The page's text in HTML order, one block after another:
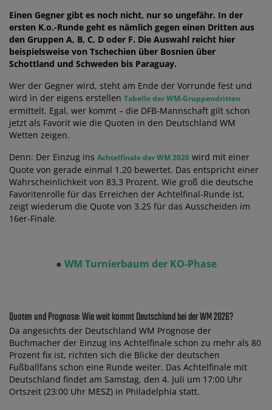
Einen Gegner gibt es noch nicht, nur so ungefähr. In der
ersten K.o.-Runde geht es nämlich gegen einen Dritten aus
den Gruppen A, B, C, D oder F. Die Auswahl reicht hier
beispielsweise von Tschechien über Bosnien über
Schottland und Schweden bis Paraguay.
Wer der Gegner wird, steht am Ende der Vorrunde fest und
wird in der eigens erstellen Tabelle der WM-Gruppendritten
ermittelt. Egal, wer kommt – die DFB-Mannschaft gilt schon
jetzt als Favorit wie die Quoten in den Deutschland WM
Wetten zeigen.
Denn: Der Einzug ins Achtelfinale der WM 2026 wird mit einer
Quote von gerade einmal 1.20 bewertet. Das entspricht einer
Wahrscheinlichkeit von 83,3 Prozent. Wie groß die deutsche
Favoritenrolle für das Erreichen der Achtelfinal-Runde ist,
zeigt wiederum die Quote von 3.25 für das Ausscheiden im
16er-Finale.
● WM Turnierbaum der KO-Phase
Quoten und Prognose: Wie weit kommt Deutschland bei der WM 2026?
Da angesichts der Deutschland WM Prognose der
Buchmacher der Einzug ins Achtelfinale schon zu mehr als 80
Prozent fix ist, richten sich die Blicke der deutschen
Fußballfans schon eine Runde weiter. Das Achtelfinale mit
Deutschland findet am Samstag, den 4. Juli um 17:00 Uhr
Ortszeit (23:00 Uhr MESZ) in Philadelphia statt.